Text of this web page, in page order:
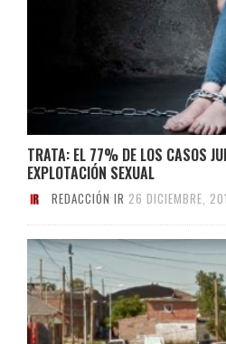
TRATA: EL 77% DE LOS CASOS
EXPLOTACIÓN SEXUAL
REDACCIÓN IR 26 DICIEMBRE,